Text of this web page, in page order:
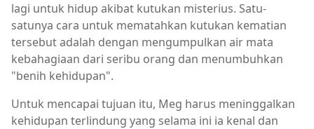
lagi untuk hidup akibat kutukan misterius. Satu-
satunya cara untuk mematahkan kutukan kematian
tersebut adalah dengan mengumpulkan air mata
kebahagiaan dari seribu orang dan menumbuhkan
"benih kehidupan".
Untuk mencapai tujuan itu, Meg harus meninggalkan
kehidupan terlindung yang selama ini ia kenal dan